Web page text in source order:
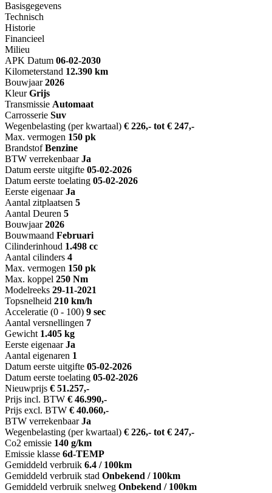
Basisgegevens
Technisch
Historie
Financieel
Milieu
APK Datum 06-02-2030
Kilometerstand 12.390 km
Bouwjaar 2026
Kleur Grijs
Transmissie Automaat
Carrosserie Suv
Wegenbelasting (per kwartaal) € 226,- tot € 247,-
Max. vermogen 150 pk
Brandstof Benzine
BTW verrekenbaar Ja
Datum eerste uitgifte 05-02-2026
Datum eerste toelating 05-02-2026
Eerste eigenaar Ja
Aantal zitplaatsen 5
Aantal Deuren 5
Bouwjaar 2026
Bouwmaand Februari
Cilinderinhoud 1.498 cc
Aantal cilinders 4
Max. vermogen 150 pk
Max. koppel 250 Nm
Modelreeks 29-11-2021
Topsnelheid 210 km/h
Acceleratie (0 - 100) 9 sec
Aantal versnellingen 7
Gewicht 1.405 kg
Eerste eigenaar Ja
Aantal eigenaren 1
Datum eerste uitgifte 05-02-2026
Datum eerste toelating 05-02-2026
Nieuwprijs € 51.257,-
Prijs incl. BTW € 46.990,-
Prijs excl. BTW € 40.060,-
BTW verrekenbaar Ja
Wegenbelasting (per kwartaal) € 226,- tot € 247,-
Co2 emissie 140 g/km
Emissie klasse 6d-TEMP
Gemiddeld verbruik 6.4 / 100km
Gemiddeld verbruik stad Onbekend / 100km
Gemiddeld verbruik snelweg Onbekend / 100km